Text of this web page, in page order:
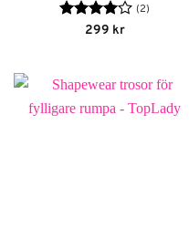
Betygsatt
(2)
299 kr